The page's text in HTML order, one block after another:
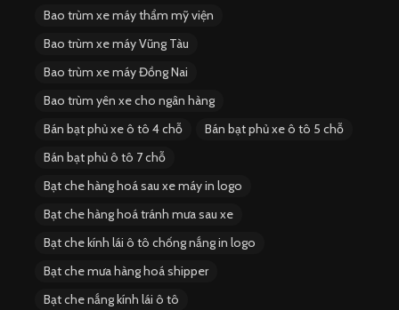
Bao trùm xe máy thẩm mỹ viện
Bao trùm xe máy Vũng Tàu
Bao trùm xe máy Đồng Nai
Bao trùm yên xe cho ngân hàng
Bán bạt phủ xe ô tô 4 chỗ
Bán bạt phủ xe ô tô 5 chỗ
Bán bạt phủ ô tô 7 chỗ
Bạt che hàng hoá sau xe máy in logo
Bạt che hàng hoá tránh mưa sau xe
Bạt che kính lái ô tô chống nắng in logo
Bạt che mưa hàng hoá shipper
Bạt che nắng kính lái ô tô